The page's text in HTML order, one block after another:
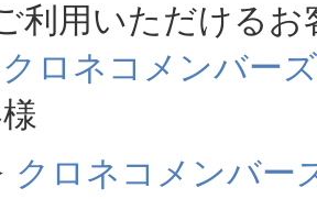
利用いただけるお
クロネコメンバーズ
クロネコメンバー